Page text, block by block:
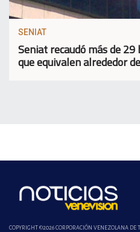
SENIAT
Seniat recaudó más de
que equivalen alrededor
COPYRIGHT ©2026 CORPORACIÓN VENEZOLANA